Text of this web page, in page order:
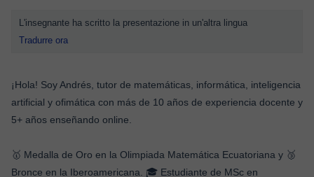
L'insegnante ha scritto la presentazione in un'altra lingua
Tradurre ora
¡Hola! Soy Andrés, tutor de matemáticas, informática, inteligencia
artificial y ofimática con más de 10 años de experiencia docente y
5+ años enseñando online.
🥇 Medalla de Oro en la Olimpiada Matemática Ecuatoriana y 🥉
Bronce en la Iberoamericana. 🎓 Estudiante de MSc en